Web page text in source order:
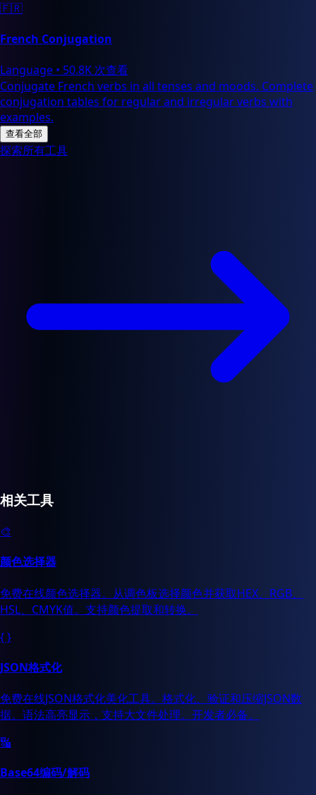
🇫🇷
French Conjugation
Language • 50.8K 次查看
Conjugate French verbs in all tenses and moods. Complete
conjugation tables for regular and irregular verbs with
examples.
查看全部
探索所有工具
相关工具
🎨
颜色选择器
免费在线颜色选择器。从调色板选择颜色并获取HEX、RGB、
HSL、CMYK值。支持颜色提取和转换。
{ }
JSON格式化
免费在线JSON格式化美化工具。格式化、验证和压缩JSON数
据。语法高亮显示，支持大文件处理。开发者必备。
🔣
Base64编码/解码